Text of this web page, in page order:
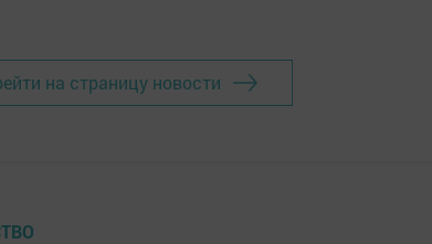
на страницу новости